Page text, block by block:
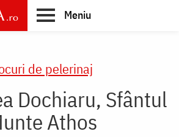
Meniu
de pelerinaj
Dochiaru, Sfântul
Athos